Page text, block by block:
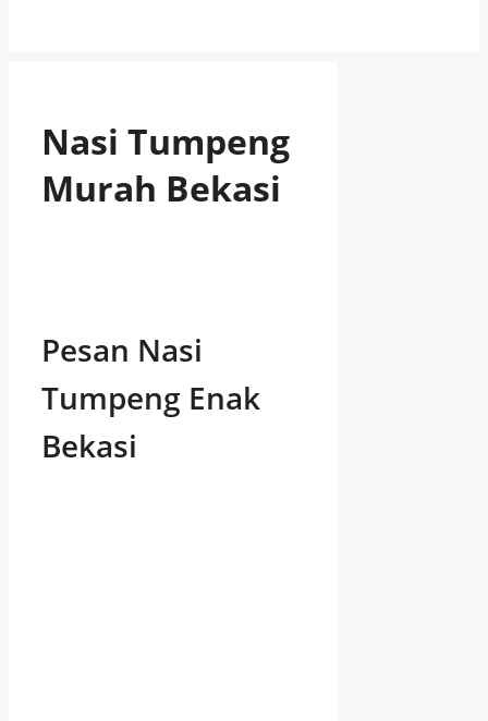
Nasi Tumpeng
Murah Bekasi
Pesan Nasi
Tumpeng Enak
Bekasi